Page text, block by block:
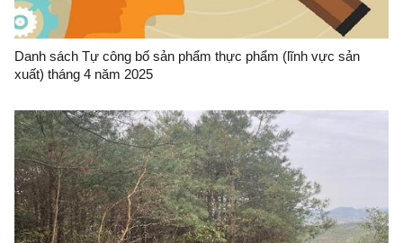
Danh sách Tự công bố sản phẩm thực phẩm (lĩnh vực sản
xuất) tháng 4 năm 2025